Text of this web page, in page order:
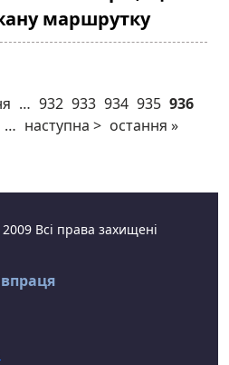
маршрутку
… 932 933 934 935 936
… наступна > остання »
Всі права захищені